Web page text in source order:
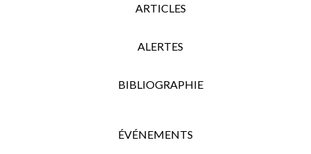
ARTICLES
ALERTES
BIBLIOGRAPHIE
ÉVÉNEMENTS